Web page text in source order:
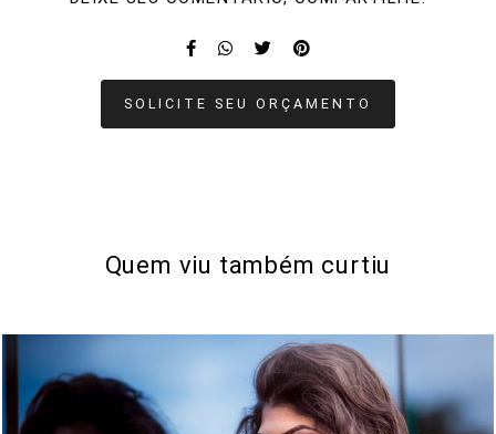
SOLICITE SEU ORÇAMENTO
Quem viu também curtiu